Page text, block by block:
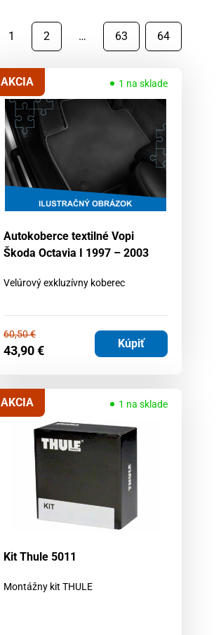
1 2 … 63 64
1 na sklade
AKCIA
Autokoberce textilné Vopi
Škoda Octavia I 1997 – 2003
Velúrový exkluzívny koberec
60,50€
43,90€ Kúpiť
1 na sklade
AKCIA
Kit Thule 5011
Montážny kit THULE